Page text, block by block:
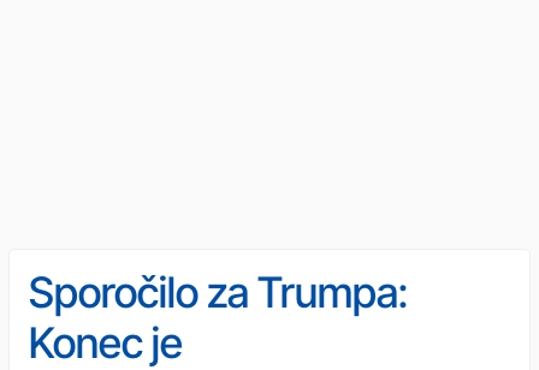
Sporočilo za Trumpa:
Konec je